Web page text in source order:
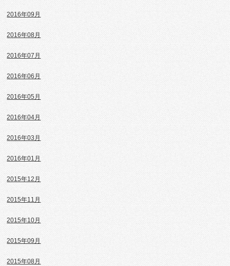
2016年09月
2016年08月
2016年07月
2016年06月
2016年05月
2016年04月
2016年03月
2016年01月
2015年12月
2015年11月
2015年10月
2015年09月
2015年08月